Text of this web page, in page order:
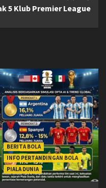
5 Klub Premier League
BERITA BOLA
INFO PERTANDINGAN BOLA
PIALA DUNIA